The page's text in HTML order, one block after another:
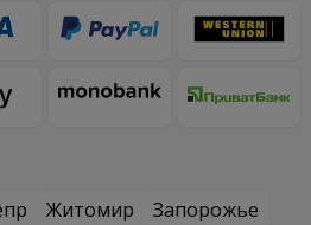
Житомир
Запорожье